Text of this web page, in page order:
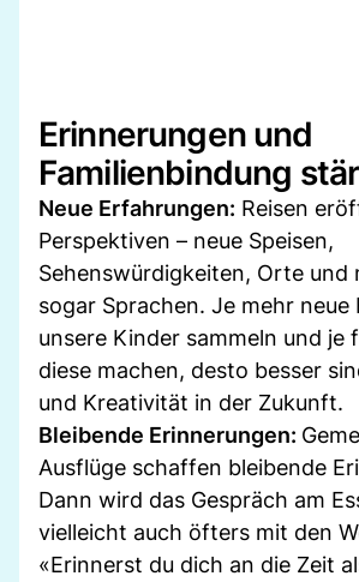
Erinnerungen und
Familienbindung
Neue Erfahrungen: Reisen
Perspektiven – neue Speisen,
Sehenswürdigkeiten, Orte und
sogar Sprachen. Je mehr neue
unsere Kinder sammeln und je
diese machen, desto besser
und Kreativität in der Zukunft.
Bleibende Erinnerungen:
Ausflüge schaffen bleibende
Dann wird das Gespräch am
vielleicht auch öfters mit den
«Erinnerst du dich an die Zeit